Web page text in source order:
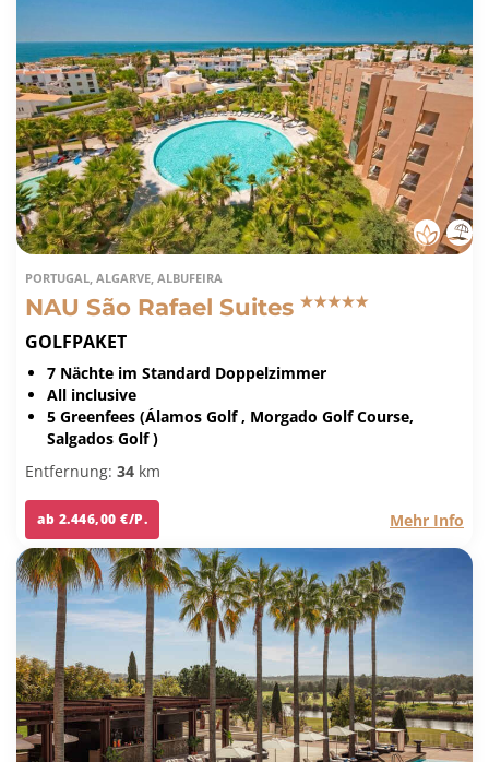
PORTUGAL, ALGARVE, ALBUFEIRA
NAU São Rafael Suites
GOLFPAKET
7 Nächte im Standard Doppelzimmer
All inclusive
5 Greenfees (Álamos Golf , Morgado Golf Course,
Salgados Golf )
Entfernung: 34 km
ab 2.446,00 €/P. Mehr Info